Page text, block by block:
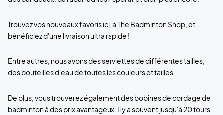
Trouvez vos nouveaux favoris ici, à The Badminton Shop, et
bénéficiez d'une livraison ultra rapide !
Entre autres, nous avons des serviettes de différentes tailles,
des bouteilles d'eau de toutes les couleurs et tailles.
De plus, vous trouverez également des bobines de cordage de
badminton à des prix avantageux. Il y a souvent jusqu'à 20 tours